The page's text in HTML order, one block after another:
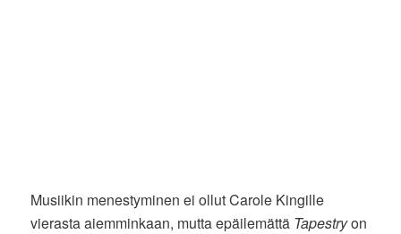
Musiikin menestyminen ei ollut Carole Kingille
vierasta aiemminkaan, mutta epäilemättä Tapestryon